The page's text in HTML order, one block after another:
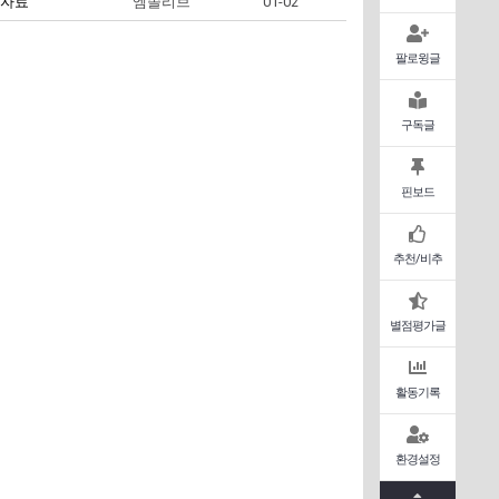
팔로윙글
구독글
핀보드
추천/비추
별점평가글
활동기록
환경설정